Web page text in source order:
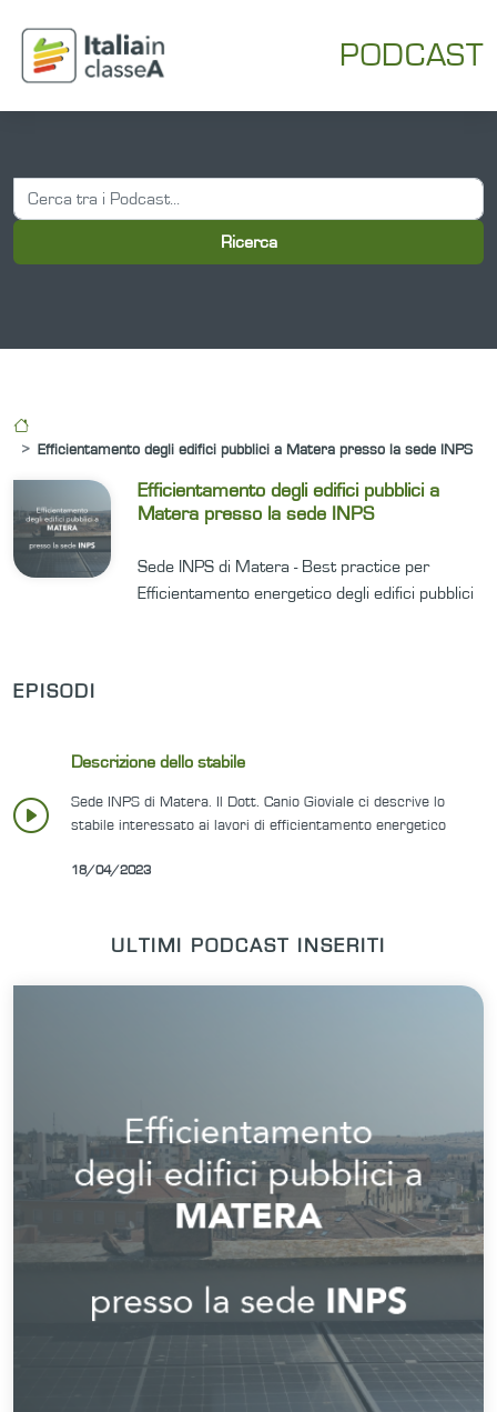
PODCAST
Ricerca
Efficientamento degli edifici pubblici a Matera presso la sede INPS
Efficientamento degli edifici pubblici a
Matera presso la sede INPS
Sede INPS di Matera - Best practice per
Efficientamento energetico degli edifici pubblici
EPISODI
Descrizione dello stabile
Sede INPS di Matera. Il Dott. Canio Gioviale ci descrive lo
stabile interessato ai lavori di efficientamento energetico
18/04/2023
ULTIMI PODCAST INSERITI